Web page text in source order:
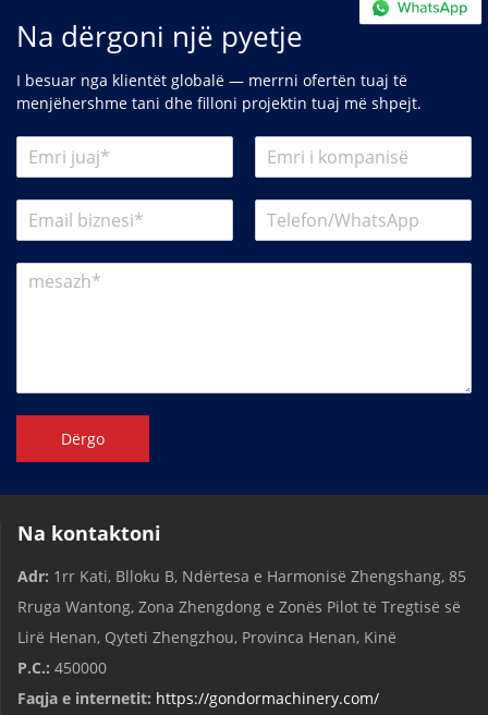
Na dërgoni një pyetje
I besuar nga klientët globalë — merrni ofertën tuaj të
menjëhershme tani dhe filloni projektin tuaj më shpejt.
Dërgo
Na kontaktoni
Adr: 1rr Kati, Blloku B, Ndërtesa e Harmonisë Zhengshang, 85
Rruga Wantong, Zona Zhengdong e Zonës Pilot të Tregtisë së
Lirë Henan, Qyteti Zhengzhou, Provinca Henan, Kinë
P.C.: 450000
Faqja e internetit: https://gondormachinery.com/